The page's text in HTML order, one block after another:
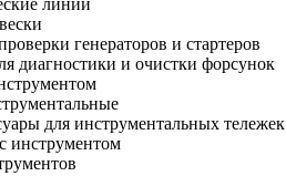
линии
генераторов и стартеров
диагностики и очистки форсунок
для инструментальных тележек
инструментом